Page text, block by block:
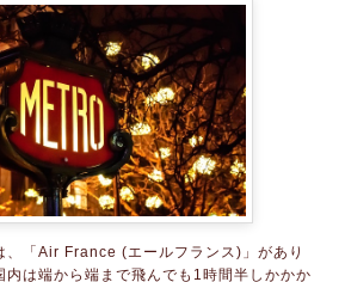
、「Air France (エールフランス)」があり
内は端から端まで飛んでも1時間半しかかか